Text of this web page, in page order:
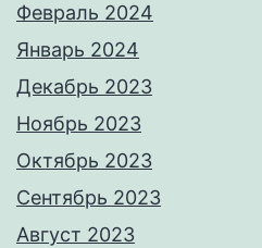
Февраль 2024
Январь 2024
Декабрь 2023
Ноябрь 2023
Октябрь 2023
Сентябрь 2023
Август 2023